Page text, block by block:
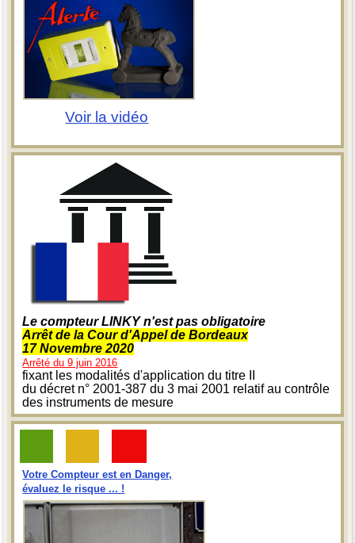
Voir la vidéo
Le compteur LINKY n'est pas obligatoire
Arrêt de la Cour d'Appel de Bordeaux
17 Novembre 2020
Arrêté du 9 juin 2016
fixant les modalités d'application du titre II
du décret n° 2001-387 du 3 mai 2001 relatif au contrôle
des instruments de mesure
Votre Compteur est en Danger,
évaluez le risque ... !